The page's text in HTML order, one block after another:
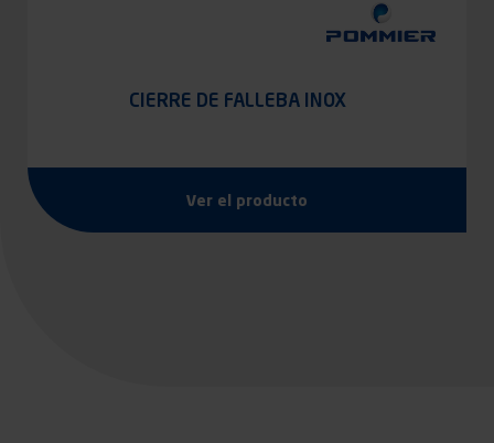
CIERRE DE FALLEBA INOX
Ver el producto